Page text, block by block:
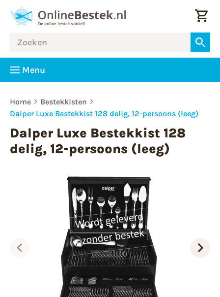
Menu
Home
Bestekkisten
Dalper Luxe Bestekkist 128 delig, 12-persoons (leeg)
Dalper Luxe Bestekkist 128
delig, 12-persoons (leeg)